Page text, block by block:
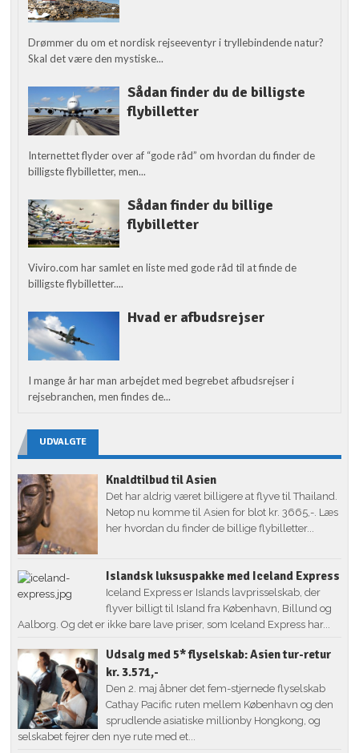
Drømmer du om et nordisk rejseeventyr i tryllebindende natur?
Skal det være den mystiske...
Sådan finder du de billigste
flybilletter
Internettet flyder over af “gode råd” om hvordan du finder de
billigste flybilletter, men...
Sådan finder du billige
flybilletter
Viviro.com har samlet en liste med gode råd til at finde de
billigste flybilletter....
Hvad er afbudsrejser
I mange år har man arbejdet med begrebet afbudsrejser i
rejsebranchen, men findes de...
UDVALGTE
Knaldtilbud til Asien
Det har aldrig været billigere at flyve til Thailand.
Netop nu komme til Asien for blot kr. 3665,-. Læs
her hvordan du finder de billige flybilletter...
Islandsk luksuspakke med Iceland Express
Iceland Express er Islands lavprisselskab, der
flyver billigt til Island fra København, Billund og
Aalborg. Og det er ikke bare lave priser, som Iceland Express har...
Udsalg med 5* flyselskab: Asien tur-retur
kr. 3.571,-
Den 2. maj åbner det fem-stjernede flyselskab
Cathay Pacific ruten mellem København og den
sprudlende asiatiske millionby Hongkong, og
selskabet fejrer den nye rute med et...